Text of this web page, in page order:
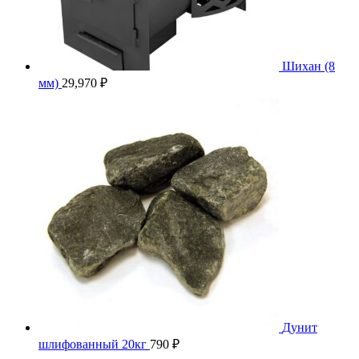
Шихан (8
мм) 29,970 ₽
Дунит
шлифованный 20кг 790 ₽